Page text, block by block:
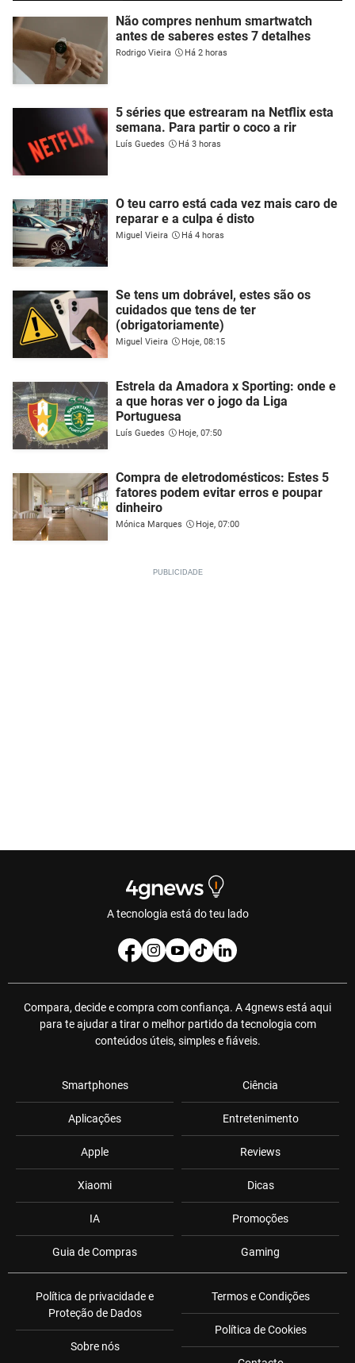
Não compres nenhum smartwatch
antes de saberes estes 7 detalhes
Rodrigo Vieira Há 2 horas
5 séries que estrearam na Netflix esta
semana. Para partir o coco a rir
Luís Guedes Há 3 horas
O teu carro está cada vez mais caro de
reparar e a culpa é disto
Miguel Vieira Há 4 horas
Se tens um dobrável, estes são os
cuidados que tens de ter
(obrigatoriamente)
Miguel Vieira Hoje, 08:15
Estrela da Amadora x Sporting: onde e
a que horas ver o jogo da Liga
Portuguesa
Luís Guedes Hoje, 07:50
Compra de eletrodomésticos: Estes 5
fatores podem evitar erros e poupar
dinheiro
Mónica Marques Hoje, 07:00
A tecnologia está do teu lado
Compara, decide e compra com confiança. A 4gnews está aqui
para te ajudar a tirar o melhor partido da tecnologia com
conteúdos úteis, simples e fiáveis.
Smartphones
Aplicações
Apple
Xiaomi
IA
Guia de Compras
Ciência
Entretenimento
Reviews
Dicas
Promoções
Gaming
Política de privacidade e
Proteção de Dados
Sobre nós
Termos e Condições
Política de Cookies